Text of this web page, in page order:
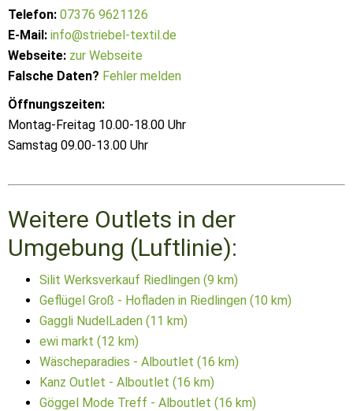
Telefon: 07376 9621126
E-Mail: info@striebel-textil.de
Webseite: zur Webseite
Falsche Daten? Fehler melden
Öffnungszeiten:
Montag-Freitag 10.00-18.00 Uhr
Samstag 09.00-13.00 Uhr
Weitere Outlets in der
Umgebung (Luftlinie):
Silit Werksverkauf Riedlingen (9 km)
Geflügel Groß - Hofladen in Riedlingen (10 km)
Gaggli NudelLaden (11 km)
ewi markt (12 km)
Wäscheparadies - Alboutlet (16 km)
Kanz Outlet - Alboutlet (16 km)
Göggel Mode Treff - Alboutlet (16 km)